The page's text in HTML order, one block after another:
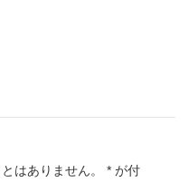
はありません。 * が付